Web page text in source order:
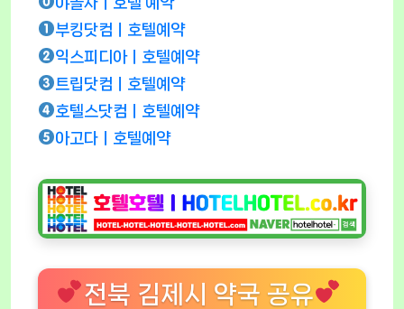
부킹닷컴ㅣ호텔예약
익스피디아ㅣ호텔예약
트립닷컴ㅣ호텔예약
호텔스닷컴ㅣ호텔예약
아고다ㅣ호텔예약
전북 김제시 약국 공유